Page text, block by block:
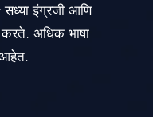
इंग्रजी आणि
करते. अधिक भाषा